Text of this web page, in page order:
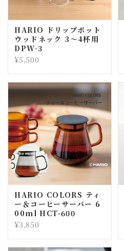
HARIO ドリップポット
ウッドネック 3～4杯用
DPW-3
¥5,500
HARIO COLORS ティ
ー＆コーヒーサーバー 6
00ml HCT-600
¥3,850